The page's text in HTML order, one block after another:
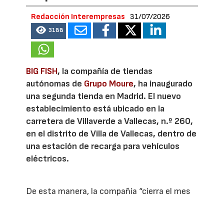
Redacción Interempresas 31/07/2026
3188
BIG FISH, la compañía de tiendas
autónomas de Grupo Moure, ha inaugurado
una segunda tienda en Madrid. El nuevo
establecimiento está ubicado en la
carretera de Villaverde a Vallecas, n.º 260,
en el distrito de Villa de Vallecas, dentro de
una estación de recarga para vehículos
eléctricos.
De esta manera, la compañía “cierra el mes